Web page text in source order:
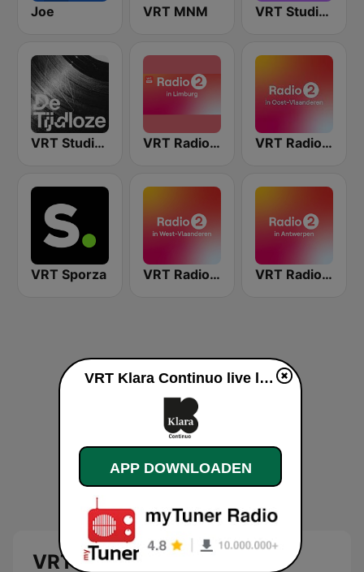
Joe VRT MNM VRT Studio Brussel
VRT Studio Brussel - De Tijdloze VRT Radio 2 Limburg VRT Radio 2 Oost-Vlaanderen
VRT Sporza VRT Radio 2 West-Vlaanderen VRT Radio 2 Antwerpen
VRT Klara Continuo
VRT Klara Continuo live luisteren
APP DOWNLOADEN